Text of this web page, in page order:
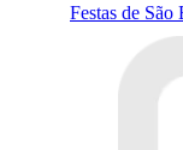
Festas de